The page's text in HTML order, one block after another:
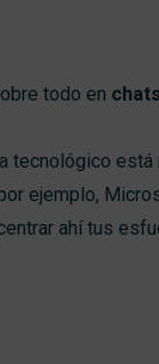
todo en
tecnológico está
ejemplo,
ahí tus